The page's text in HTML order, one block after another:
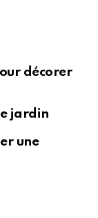
décorer
jardin
une